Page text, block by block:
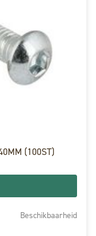
(100ST)
Beschikbaarheid